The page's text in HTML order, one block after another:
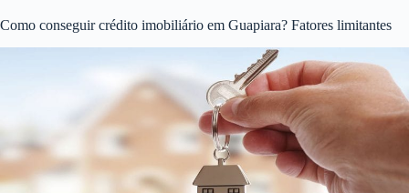
Como conseguir crédito imobiliário em Guapiara? Fatores limitantes